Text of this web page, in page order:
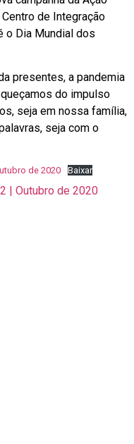
de Integração
o Dia Mundial dos
presentes, a pandemia
do impulso
seja em nossa família,
seja com o
de 2020 Baixar
| Outubro de 2020